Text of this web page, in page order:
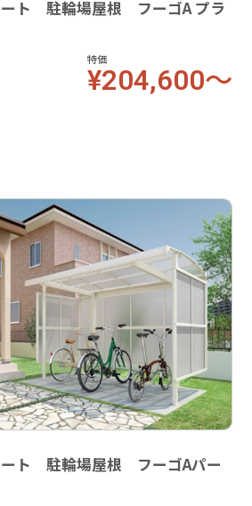
ト 駐輪場屋根 フーゴA プラ
特価
¥204,600～
ト 駐輪場屋根 フーゴAパー